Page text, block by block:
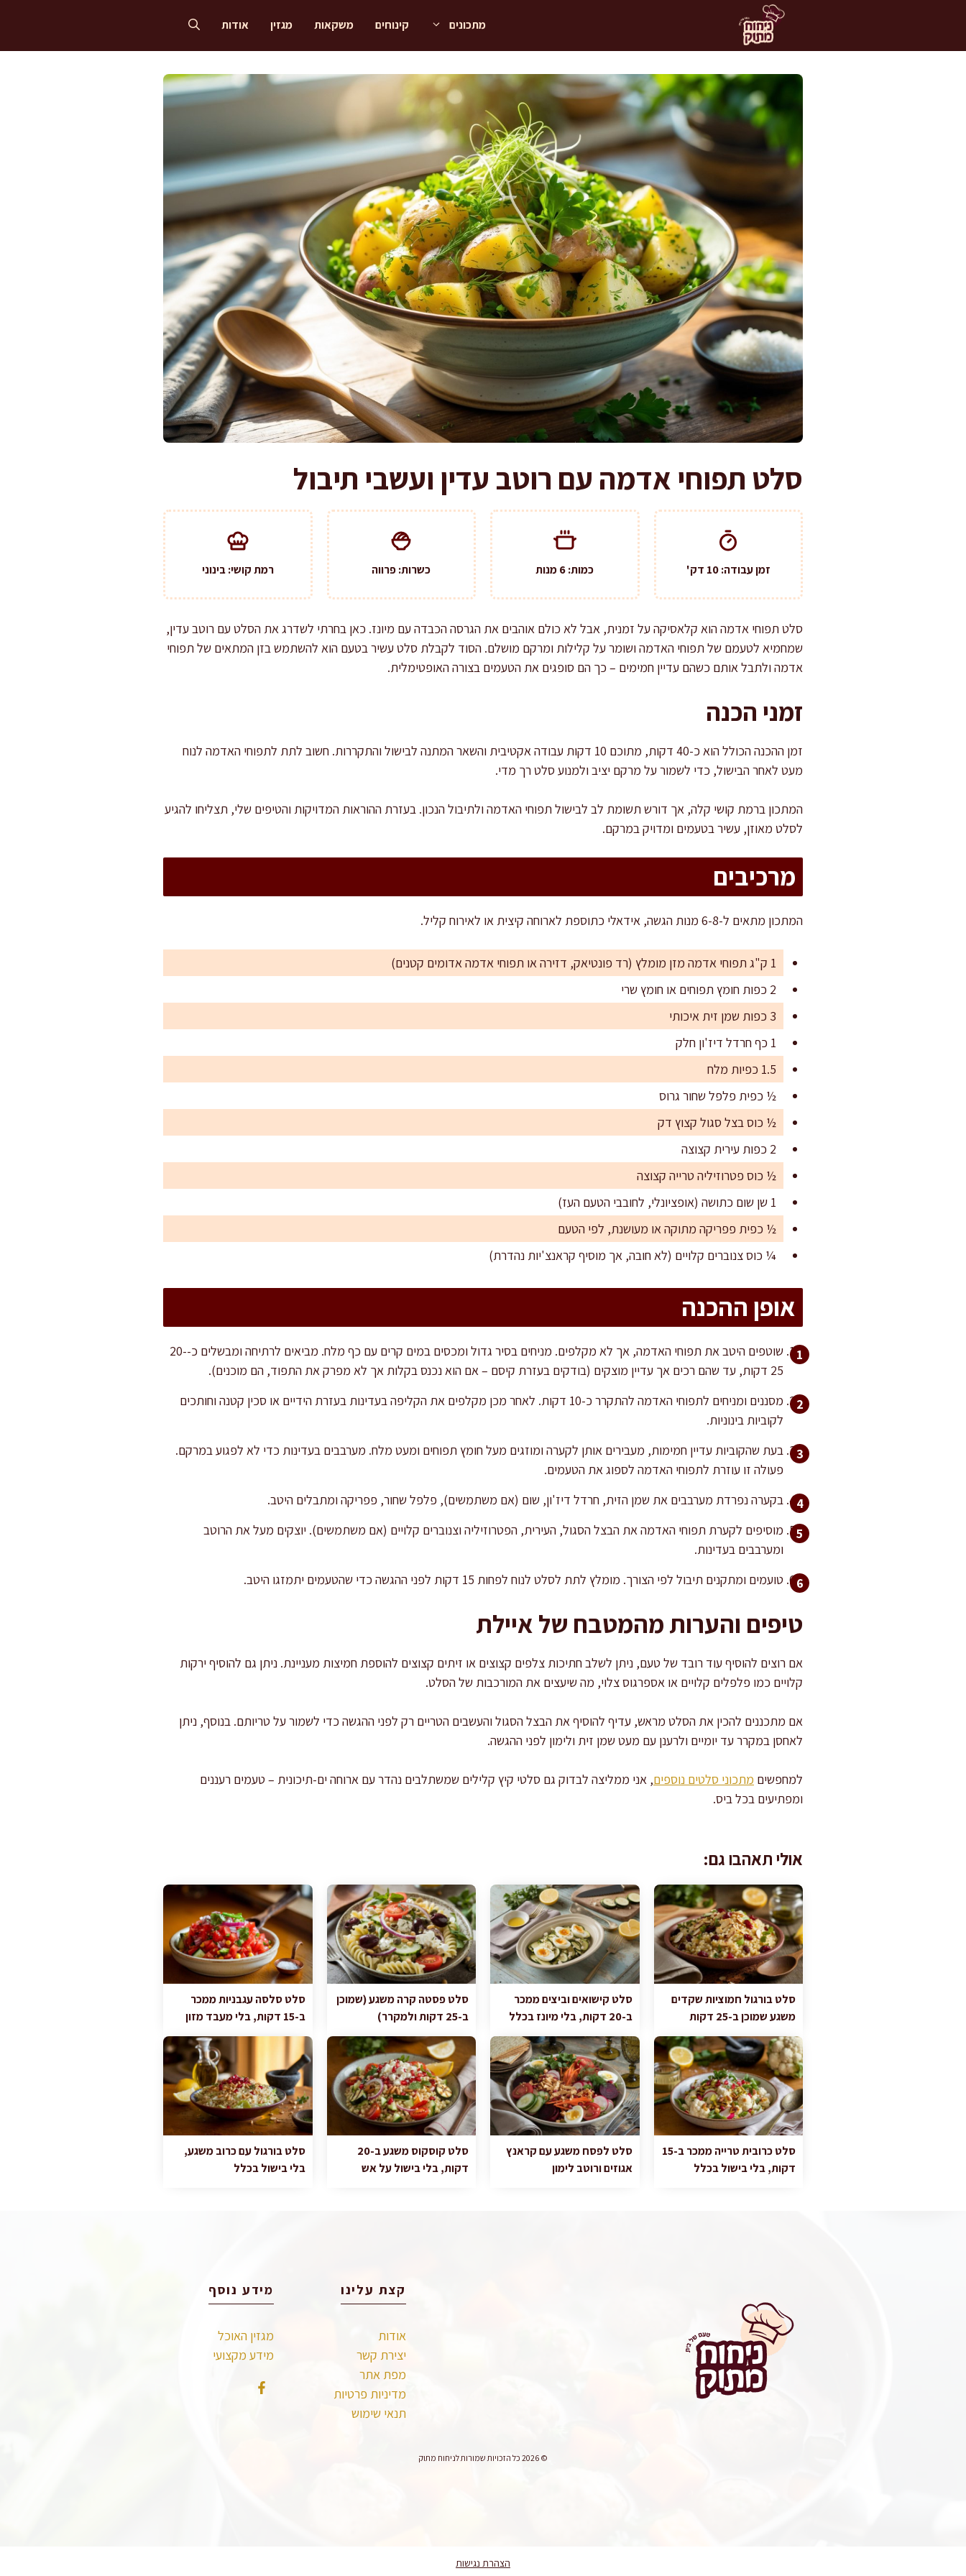
מתכונים קינוחים משקאות מגזין אודות
סלט תפוחי אדמה עם רוטב עדין ועשבי תיבול
זמן עבודה: 10 דק' כמות: 6 מנות כשרות: פרווה רמת קושי: בינוני
סלט תפוחי אדמה הוא קלאסיקה על זמנית, אבל לא כולם אוהבים את הגרסה הכבדה עם מיונז. כאן בחרתי לשדרג את הסלט עם רוטב עדין,
שמחמיא לטעמם של תפוחי האדמה ושומר על קלילות ומרקם מושלם. הסוד לקבלת סלט עשיר בטעם הוא להשתמש בזן המתאים של תפוחי
אדמה ולתבל אותם כשהם עדיין חמימים – כך הם סופגים את הטעמים בצורה האופטימלית.
זמני הכנה
זמן ההכנה הכולל הוא כ-40 דקות, מתוכם 10 דקות עבודה אקטיבית והשאר המתנה לבישול והתקררות. חשוב לתת לתפוחי האדמה לנוח
מעט לאחר הבישול, כדי לשמור על מרקם יציב ולמנוע סלט רך מדי.
המתכון ברמת קושי קלה, אך דורש תשומת לב לבישול תפוחי האדמה ולתיבול הנכון. בעזרת ההוראות המדויקות והטיפים שלי, תצליחו להגיע
לסלט מאוזן, עשיר בטעמים ומדויק במרקם.
מרכיבים
המתכון מתאים ל-6-8 מנות הגשה, אידאלי כתוספת לארוחה קיצית או לאירוח קליל.
1 ק"ג תפוחי אדמה מזן מומלץ (רד פונטיאק, דזירה או תפוחי אדמה אדומים קטנים)
2 כפות חומץ תפוחים או חומץ שרי
3 כפות שמן זית איכותי
1 כף חרדל דיז'ון חלק
1.5 כפיות מלח
½ כפית פלפל שחור גרוס
½ כוס בצל סגול קצוץ דק
2 כפות עירית קצוצה
½ כוס פטרוזיליה טרייה קצוצה
1 שן שום כתושה (אופציונלי, לחובבי הטעם העז)
½ כפית פפריקה מתוקה או מעושנת, לפי הטעם
¼ כוס צנוברים קלויים (לא חובה, אך מוסיף קראנצ'יות נהדרת)
אופן ההכנה
שוטפים היטב את תפוחי האדמה, אך לא מקלפים. מניחים בסיר גדול ומכסים במים קרים עם כף מלח. מביאים לרתיחה ומבשלים כ-20-
25 דקות, עד שהם רכים אך עדיין מוצקים (בודקים בעזרת קיסם – אם הוא נכנס בקלות אך לא מפרק את התפוד, הם מוכנים).
מסננים ומניחים לתפוחי האדמה להתקרר כ-10 דקות. לאחר מכן מקלפים את הקליפה בעדינות בעזרת הידיים או סכין קטנה וחותכים
לקוביות בינוניות.
בעת שהקוביות עדיין חמימות, מעבירים אותן לקערה ומוזגים מעל חומץ תפוחים ומעט מלח. מערבבים בעדינות כדי לא לפגוע במרקם.
פעולה זו עוזרת לתפוחי האדמה לספוג את הטעמים.
בקערה נפרדת מערבבים את שמן הזית, חרדל דיז'ון, שום (אם משתמשים), פלפל שחור, פפריקה ומתבלים היטב.
מוסיפים לקערת תפוחי האדמה את הבצל הסגול, העירית, הפטרוזיליה וצנוברים קלויים (אם משתמשים). יוצקים מעל את הרוטב
ומערבבים בעדינות.
טועמים ומתקנים תיבול לפי הצורך. מומלץ לתת לסלט לנוח לפחות 15 דקות לפני ההגשה כדי שהטעמים יתמזגו היטב.
טיפים והערות מהמטבח של איילת
אם רוצים להוסיף עוד רובד של טעם, ניתן לשלב חתיכות צלפים קצוצים או זיתים קצוצים להוספת חמיצות מעניינת. ניתן גם להוסיף ירקות
קלויים כמו פלפלים קלויים או אספרגוס צלוי, מה שיעצים את המורכבות של הסלט.
אם מתכננים להכין את הסלט מראש, עדיף להוסיף את הבצל הסגול והעשבים הטריים רק לפני ההגשה כדי לשמור על טריותם. בנוסף, ניתן
לאחסן במקרר עד יומיים ולרענן עם מעט שמן זית ולימון לפני ההגשה.
למחפשים מתכוני סלטים נוספים, אני ממליצה לבדוק גם סלטי קיץ קלילים שמשתלבים נהדר עם ארוחה ים-תיכונית – טעמים רעננים
ומפתיעים בכל ביס.
אולי תאהבו גם:
סלט בורגול חמוציות שקדים
משגע שמוכן ב-25 דקות
סלט קישואים וביצים ממכר
ב-20 דקות, בלי מיונז בכלל
סלט פסטה קרה משגע (שמוכן
ב-25 דקות ולמקרר)
סלט סלסה עגבניות ממכר
ב-15 דקות, בלי מעבד מזון
סלט כרובית טרייה ממכר ב-15
דקות, בלי בישול בכלל
סלט לפסח משגע עם קראנץ
אגוזים ורוטב לימון
סלט קוסקוס משגע ב-20
דקות, בלי בישול על אש
סלט בורגול עם כרוב משגע,
בלי בישול בכלל
קצת עלינו
אודות
יצירת קשר
מפת אתר
מדיניות פרטיות
תנאי שימוש
מידע נוסף
מגזין האוכל
מידע מקצועי
© 2026 כל הזכויות שמורות לניחוח מתוק
הצהרת נגישות